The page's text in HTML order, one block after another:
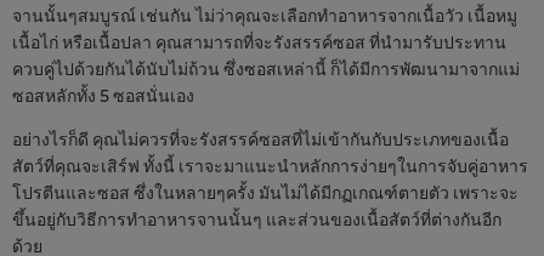
จานนั้นๆสมบูรณ์ เช่นกัน ไม่ว่าคุณจะเลือกทำอาหารจากเนื้อวัว เนื้อหมู
เนื้อไก่ หรือเนื้อปลา คุณสามารถที่จะรังสรรค์ซอส ที่นำมารับประทาน
ควบคู่ไปด้วยกันได้นับไม่ถ้วน ซึ่งซอสเหล่านี้ ก็ได้มีการพัฒนามาจากแม่
ซอสหลักทั้ง 5 ซอสนั่นเอง
อย่างไรก็ดี คุณไม่ควรที่จะรังสรรค์ซอสที่ไม่เข้ากันกับประเภทของเนื้อ
สัตว์ที่คุณจะเสิร์ฟ ทั้งนี้ เราจะมาแนะนำหลักการง่ายๆในการจับคู่อาหาร
โปรตีนและซอส ซึ่งในหลายๆครั้ง มันไม่ได้มีกฏเกณฑ์ตายตัว เพราะจะ
ขึ้นอยู่กับวิธีการทำอาหารจานนั้นๆ และส่วนของเนื้อสัตว์ที่ต่างกันอีก
ด้วย